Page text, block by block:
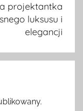
projektantka
luksusu i
elegancji